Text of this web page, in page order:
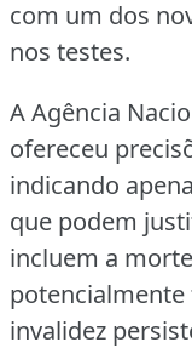
com um dos
nos testes.
A Agência
ofereceu
indicando
que podem
incluem a
potencialmente
invalidez